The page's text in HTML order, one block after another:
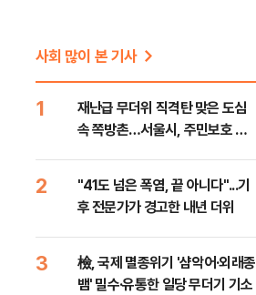
사회 많이 본 기사
1
재난급 무더위 직격탄 맞은 도심
속 쪽방촌…서울시, 주민보호 대
2
"41도 넘은 폭염, 끝 아니다"...기
후 전문가가 경고한 내년 더위
3
檢, 국제 멸종위기 '샴악어·외래종
뱀' 밀수·유통한 일당 무더기 기소